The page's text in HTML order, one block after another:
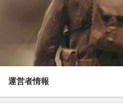
運営者情報